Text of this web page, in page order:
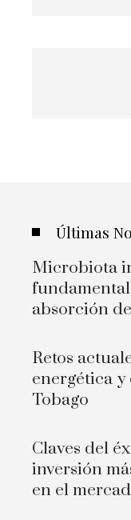
Últimas
Microbiota
absorción
Retos
energética
Tobago
Claves del
inversión
en el